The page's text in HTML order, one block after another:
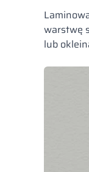
warstwę
lub